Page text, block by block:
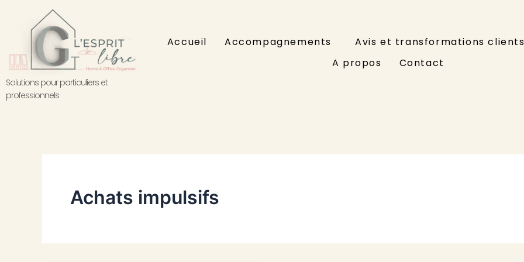
contenu
Solutions pour particuliers et
professionnels
Accueil Accompagnements Avis et transformations clients
A propos
Contact
Achats impulsifs